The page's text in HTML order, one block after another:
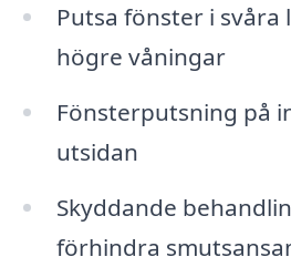
Putsa fönster i svåra
högre våningar
Fönsterputsning på
utsidan
Skyddande
förhindra